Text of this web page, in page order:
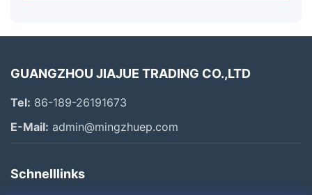
GUANGZHOU JIAJUE TRADING CO.,LTD
Tel: 86-189-26191673
E-Mail: admin@mingzhuep.com
Schnelllinks